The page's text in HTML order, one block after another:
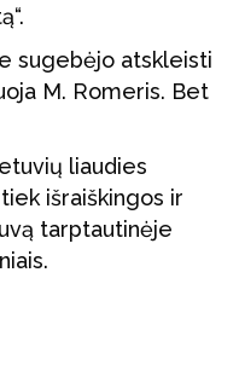
sugebėjo atskleisti
M. Romeris. Bet
liaudies
išraiškingos ir
tarptautinėje